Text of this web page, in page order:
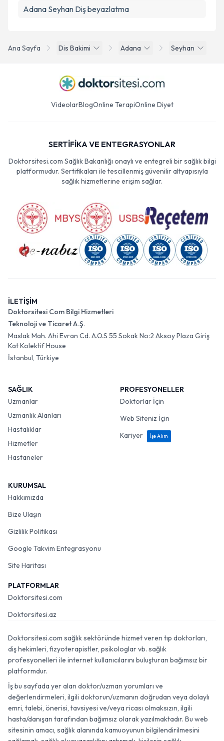
Ana Sayfa Dis Bakimi Adana Seyhan
Adana Seyhan Diş beyazlatma
VideolarBlogOnline TerapiOnline Diyet
SERTİFİKA VE ENTEGRASYONLAR
Doktorsitesi.com Sağlık Bakanlığı onaylı ve entegreli bir sağlık bilgi
platformudur. Sertifikaları ile tescillenmiş güvenilir altyapısıyla
sağlık hizmetlerine erişim sağlar.
İLETİŞİM
Doktorsitesi Com Bilgi Hizmetleri
Teknoloji ve Ticaret A.Ş.
Maslak Mah. Ahi Evran Cd. A.O.S 55 Sokak No:2 Aksoy Plaza Giriş
Kat Kolektif House
İstanbul, Türkiye
SAĞLIK
Uzmanlar
Uzmanlık Alanları
Hastalıklar
Hizmetler
Hastaneler
PROFESYONELLER
Doktorlar İçin
Web Siteniz İçin
Kariyer
İşe Alım
KURUMSAL
Hakkımızda
Bize Ulaşın
Gizlilik Politikası
Google Takvim Entegrasyonu
Site Haritası
PLATFORMLAR
Doktorsitesi.com
Doktorsitesi.az
Doktorsitesi.com sağlık sektöründe hizmet veren tıp doktorları,
diş hekimleri, fizyoterapistler, psikologlar vb. sağlık
profesyonelleri ile internet kullanıcılarını buluşturan bağımsız bir
platformdur.
İş bu sayfada yer alan doktor/uzman yorumları ve
değerlendirmeleri, ilgili doktorun/uzmanın doğrudan veya dolaylı
emri, talebi, önerisi, tavsiyesi ve/veya ricası olmaksızın, ilgili
hasta/danışan tarafından bağımsız olarak yazılmaktadır. Bu web
sitesinin amacı, sağlık alanında kamuoyunun bilgilendirilmesini